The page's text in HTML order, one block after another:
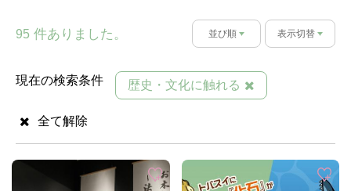
95 件ありました。 並び順 表示切替
現在の検索条件 歴史・文化に触れる
全て解除